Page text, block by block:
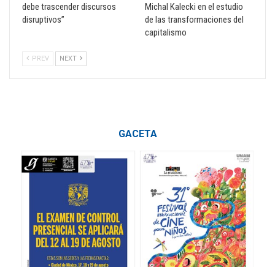
debe trascender discursos
disruptivos”
Michal Kalecki en el estudio
de las transformaciones del
capitalismo
PREV NEXT
GACETA